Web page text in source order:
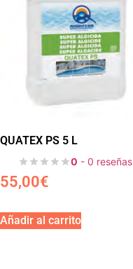
QUATEX PS 5 L
0 - 0 reseñas
55,00€
Añadir al carrito